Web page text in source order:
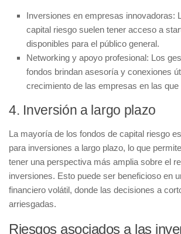
Inversiones en empresas innovadoras:
capital riesgo suelen tener acceso a
disponibles para el público general.
Networking y apoyo profesional: Los
fondos brindan asesoría y conexiones
crecimiento de las empresas en las que
4. Inversión a largo plazo
La mayoría de los fondos de capital riesgo
para inversiones a largo plazo, lo que
tener una perspectiva más amplia sobre el
inversiones. Esto puede ser beneficioso en
financiero volátil, donde las decisiones a
arriesgadas.
Riesgos asociados a las